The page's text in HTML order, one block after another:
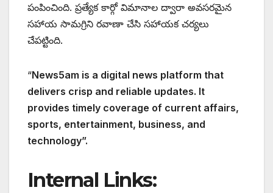
పంపించింది. ప్రత్యేక కార్గో విమానాల ద్వారా అవసరమైన
సహాయ సామగ్రిని రవాణా చేసి సహాయక చర్యలు
చేపట్టింది.
“News5am is a digital news platform that
delivers crisp and reliable updates. It
provides timely coverage of current affairs,
sports, entertainment, business, and
technology”.
Internal Links: